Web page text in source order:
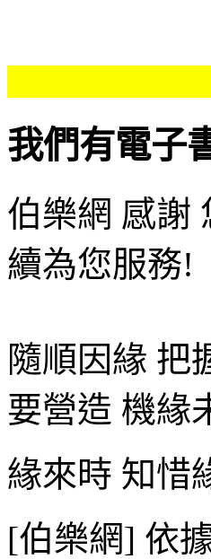
我們有電子
伯樂網 感謝
續為您服務!
隨順因緣 把
要營造 機緣
緣來時 知惜
[伯樂網] 依